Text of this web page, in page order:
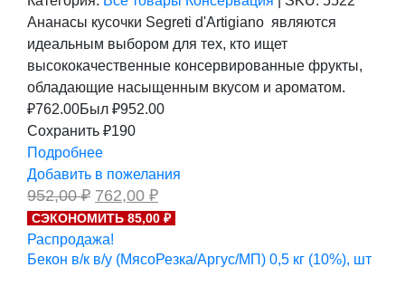
Ананасы кусочки Segreti d'Artigiano являются
идеальным выбором для тех, кто ищет
высококачественные консервированные фрукты,
обладающие насыщенным вкусом и ароматом.
₽762.00Был ₽952.00
Сохранить ₽190
Подробнее
Добавить в пожелания
952,00₽ Первоначальная
цена
составляла
952,00 ₽.
762,00 ₽Текущая
цена:
762,00 ₽.
СЭКОНОМИТЬ 85,00 ₽
Распродажа!
Бекон в/к в/у (МясоРезка/Аргус/МП) 0,5 кг (10%), шт